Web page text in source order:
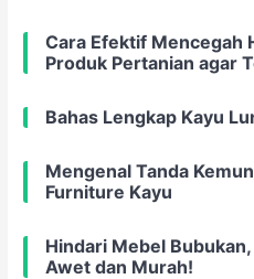
Cara Efektif Mencegah
Produk Pertanian agar
Bahas Lengkap Kayu
Mengenal Tanda
Furniture Kayu
Hindari Mebel
Awet dan Murah!